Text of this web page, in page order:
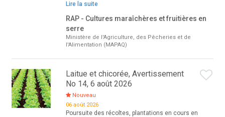
Lire la suite
RAP - Cultures maraîchères et fruitières en
serre
Ministère de l'Agriculture, des Pêcheries et de
l'Alimentation (MAPAQ)
Laitue et chicorée, Avertissement
No 14, 6 août 2026
Nouveau
06 août 2026
Poursuite des récoltes, plantations en cours en